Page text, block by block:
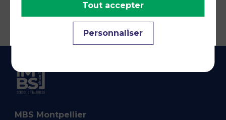
MBS Montpellier
Personnaliser
Tout accepter